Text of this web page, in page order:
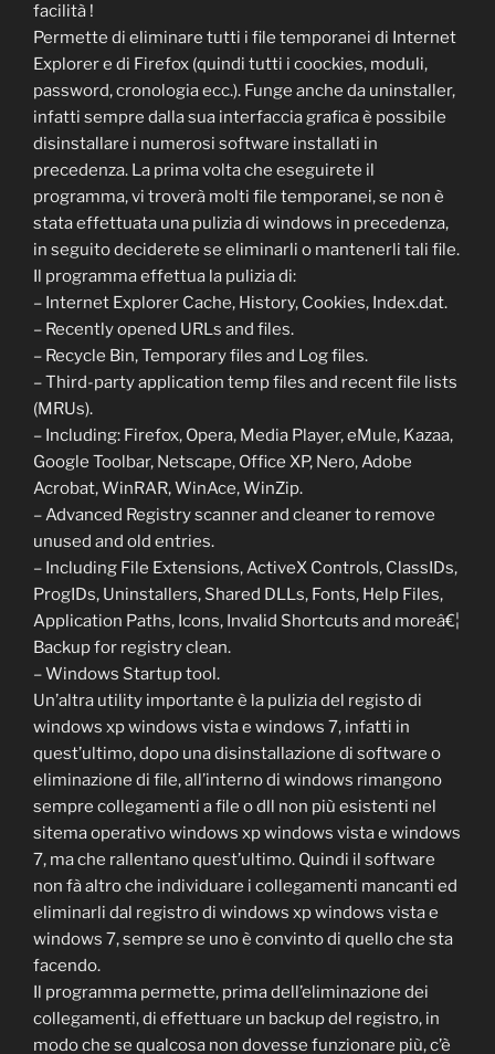
facilità !
Permette di eliminare tutti i file temporanei di Internet
Explorer e di Firefox (quindi tutti i coockies, moduli,
password, cronologia ecc.). Funge anche da uninstaller,
infatti sempre dalla sua interfaccia grafica è possibile
disinstallare i numerosi software installati in
precedenza. La prima volta che eseguirete il
programma, vi troverà molti file temporanei, se non è
stata effettuata una pulizia di windows in precedenza,
in seguito deciderete se eliminarli o mantenerli tali file.
Il programma effettua la pulizia di:
– Internet Explorer Cache, History, Cookies, Index.dat.
– Recently opened URLs and files.
– Recycle Bin, Temporary files and Log files.
– Third-party application temp files and recent file lists
(MRUs).
– Including: Firefox, Opera, Media Player, eMule, Kazaa,
Google Toolbar, Netscape, Office XP, Nero, Adobe
Acrobat, WinRAR, WinAce, WinZip.
– Advanced Registry scanner and cleaner to remove
unused and old entries.
– Including File Extensions, ActiveX Controls, ClassIDs,
ProgIDs, Uninstallers, Shared DLLs, Fonts, Help Files,
Application Paths, Icons, Invalid Shortcuts and moreâ€¦
Backup for registry clean.
– Windows Startup tool.
Un’altra utility importante è la pulizia del registo di
windows xp windows vista e windows 7, infatti in
quest’ultimo, dopo una disinstallazione di software o
eliminazione di file, all’interno di windows rimangono
sempre collegamenti a file o dll non più esistenti nel
sitema operativo windows xp windows vista e windows
7, ma che rallentano quest’ultimo. Quindi il software
non fà altro che individuare i collegamenti mancanti ed
eliminarli dal registro di windows xp windows vista e
windows 7, sempre se uno è convinto di quello che sta
facendo.
Il programma permette, prima dell’eliminazione dei
collegamenti, di effettuare un backup del registro, in
modo che se qualcosa non dovesse funzionare più, c’è